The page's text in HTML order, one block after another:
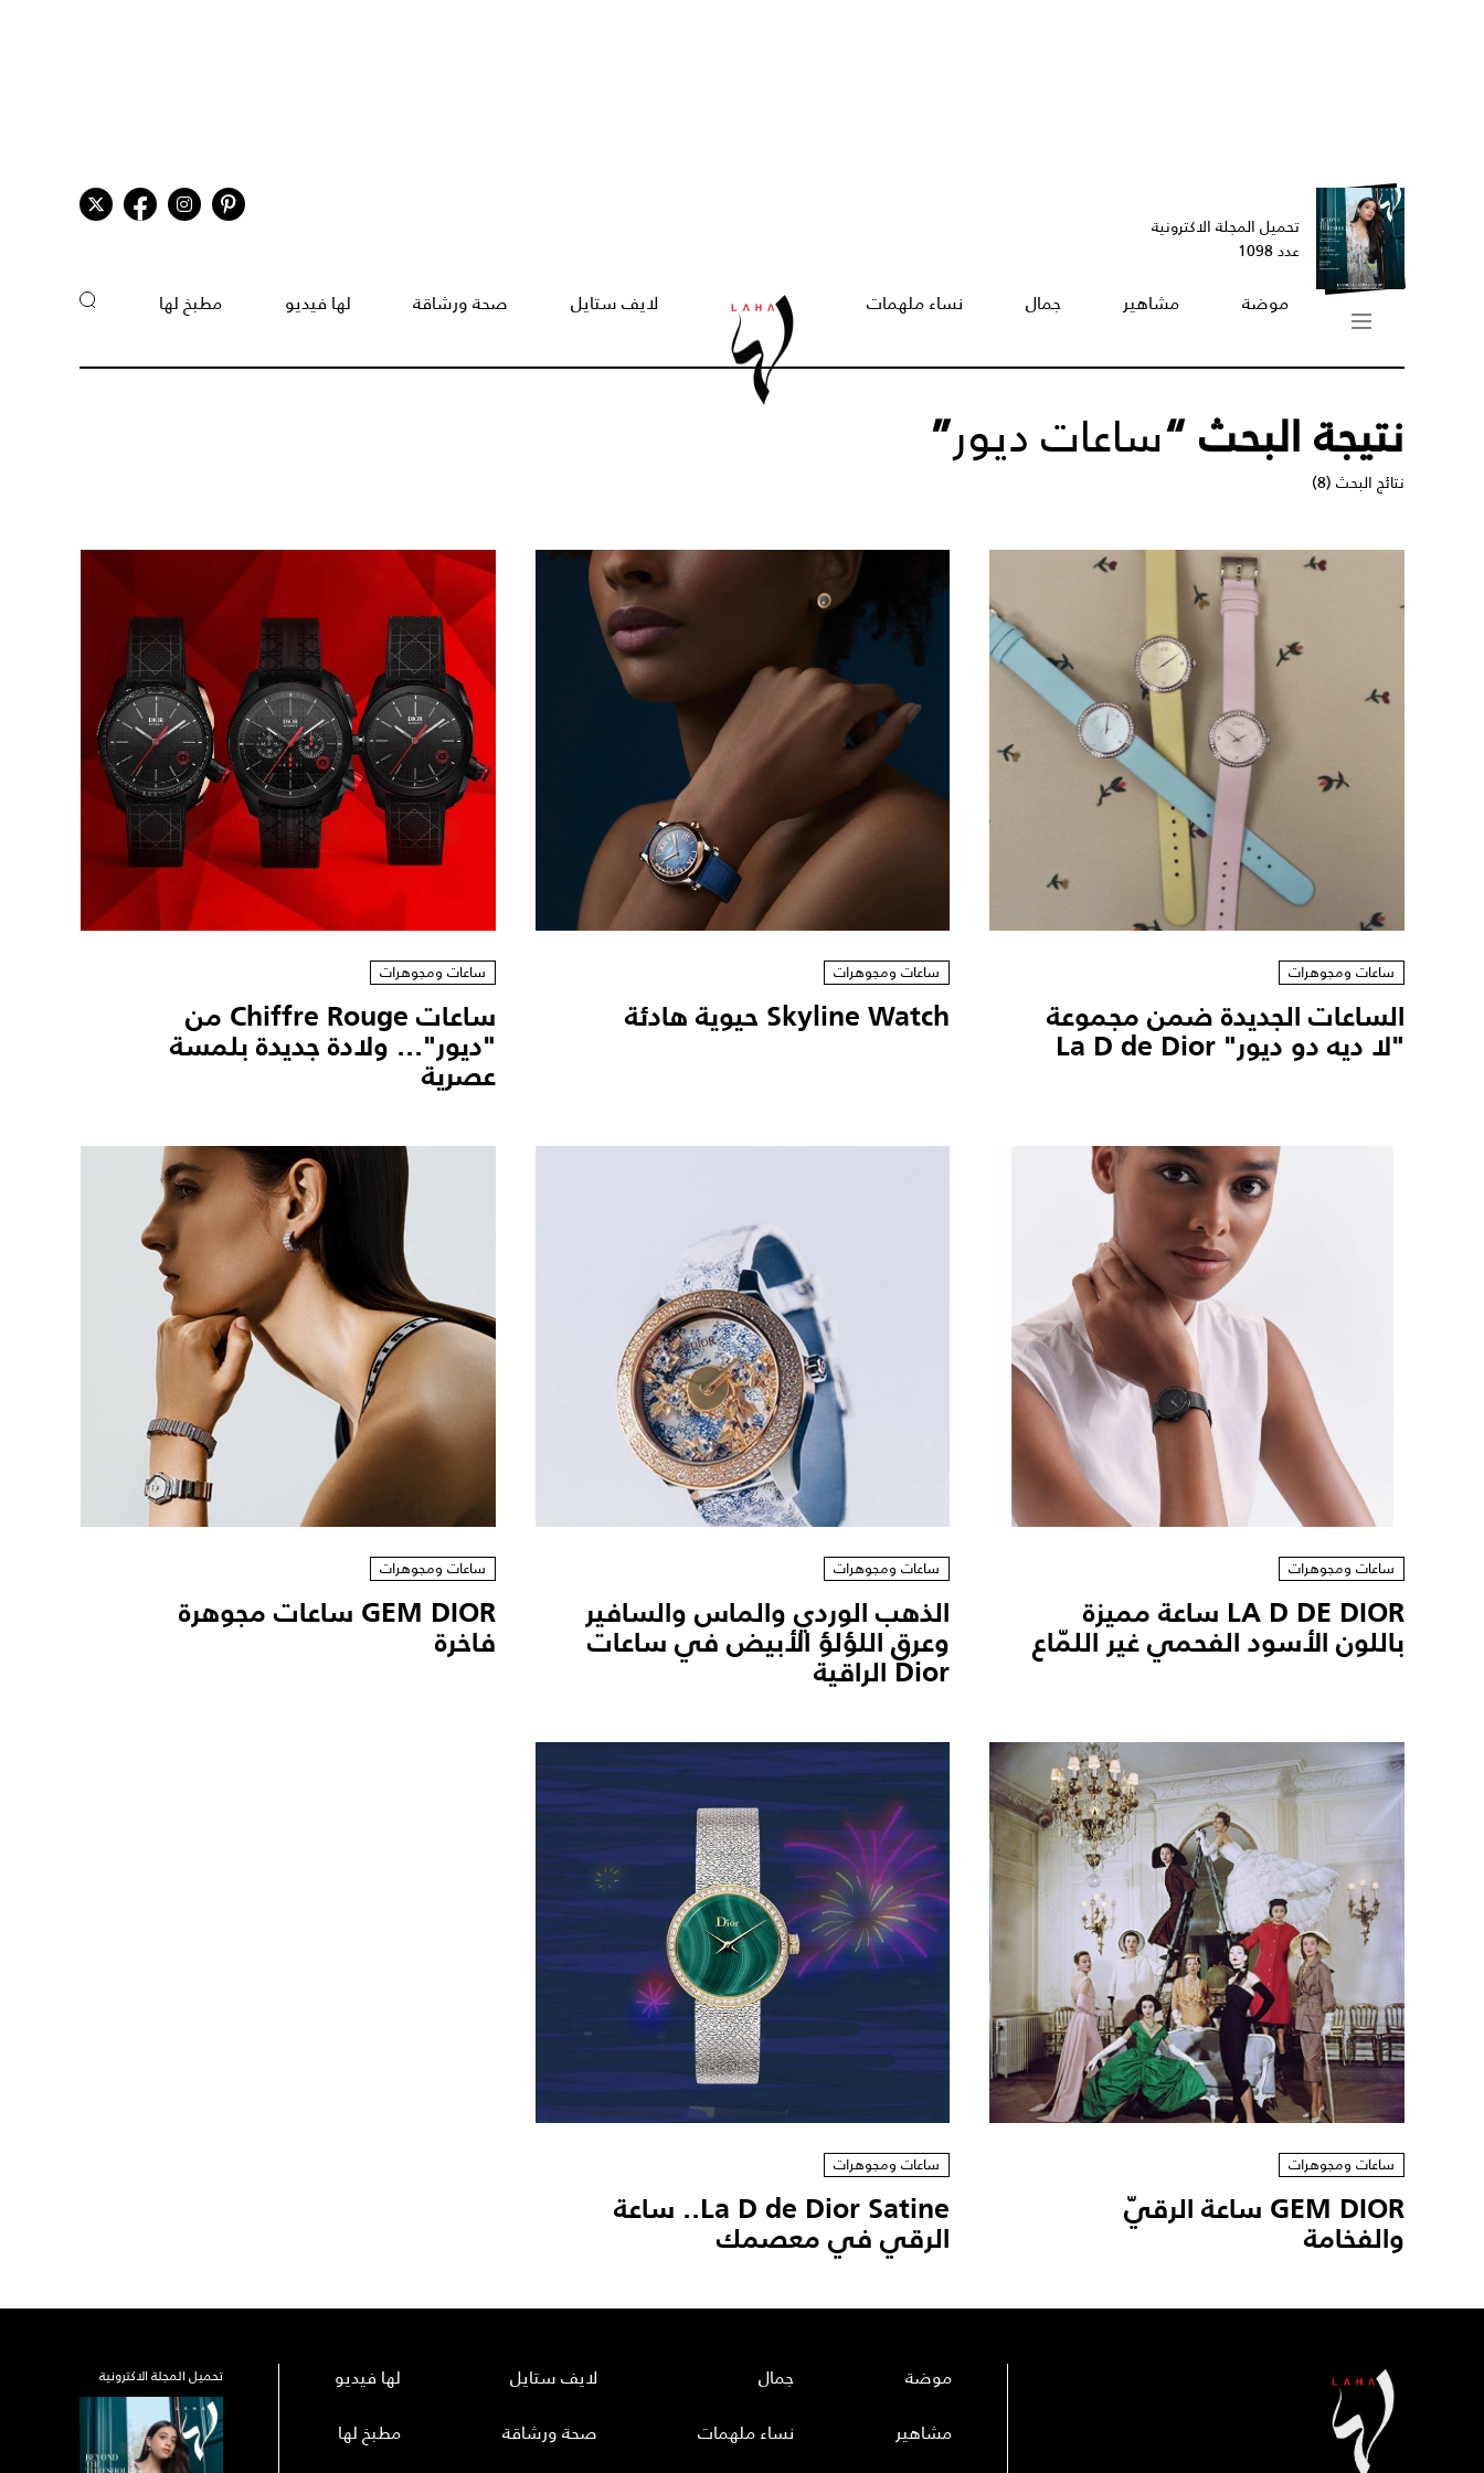
تحميل المجلة الاكترونية
عدد 1098
موضة مشاهير جمال نساء ملهمات لايف ستايل صحة ورشاقة لها فيديو مطبخ لها
نتيجة البحث “ساعات ديور”
نتائج البحث (8)
ساعات ومجوهرات
الساعات الجديدة ضمن مجموعة
"لا ديه دو ديور" La D de Dior
ساعات ومجوهرات
Skyline Watch حيوية هادئة
ساعات ومجوهرات
ساعات Chiffre Rouge من
"ديور"... ولادة جديدة بلمسة
عصرية
ساعات ومجوهرات
LA D DE DIOR ساعة مميزة
باللون الأسود الفحمي غير اللمّاع
ساعات ومجوهرات
الذهب الوردي والماس والسافير
وعرق اللؤلؤ الأبيض في ساعات
Dior الراقية
ساعات ومجوهرات
GEM DIOR ساعات مجوهرة
فاخرة
ساعات ومجوهرات
GEM DIOR ساعة الرقيّ
والفخامة
ساعات ومجوهرات
La D de Dior Satine.. ساعة
الرقي في معصمك
موضة
مشاهير
جمال
نساء ملهمات
لايف ستايل
صحة ورشاقة
لها فيديو
مطبخ لها
تحميل المجلة الاكترونية